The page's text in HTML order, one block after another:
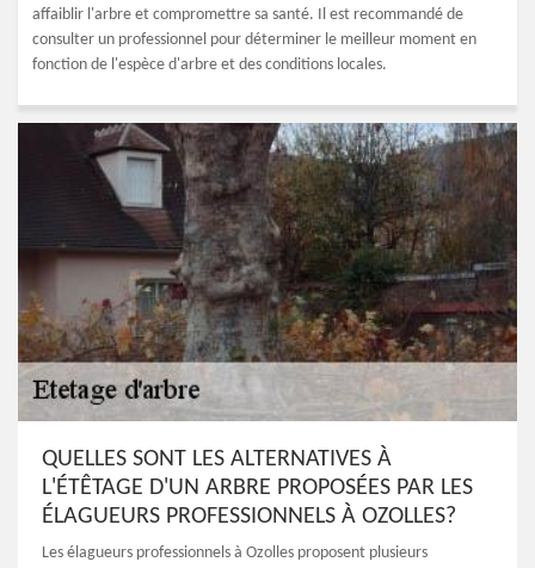
affaiblir l'arbre et compromettre sa santé. Il est recommandé de
consulter un professionnel pour déterminer le meilleur moment en
fonction de l'espèce d'arbre et des conditions locales.
QUELLES SONT LES ALTERNATIVES À
L'ÉTÊTAGE D'UN ARBRE PROPOSÉES PAR LES
ÉLAGUEURS PROFESSIONNELS À OZOLLES?
Les élagueurs professionnels à Ozolles proposent plusieurs